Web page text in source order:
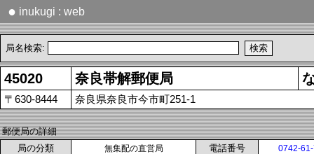
● inukugi : web
局名検索:
45020 奈良帯解郵便局
〒630-8444 奈良県奈良市今市町251-1
郵便局の詳細
局の分類
無集配の直営局 電話番号 0742-